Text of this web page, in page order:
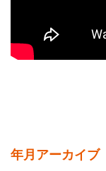
年月アーカイブ